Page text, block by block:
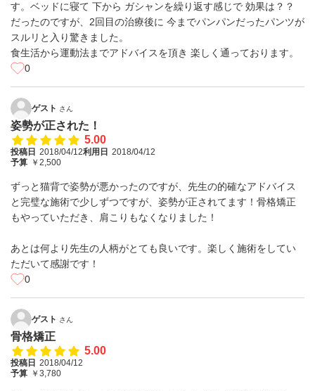
す。ベッドに寝て 下から ガシャンを繰り返す感じで 効果は？？
だったのですが、2回目の治療後に 今までパンパンだったパンツが
スルリと入り驚きました。
食生活から運動法までアドバイスを頂き 楽しく通っております。
0
ゲスト さん
姿勢が正された！
5.00
投稿日 2018/04/12利用日 2018/04/12
予算 ￥2,500
ずっと猫背で姿勢が悪かったのですが、先生の的確なアドバイス
と完璧な施術で少しずつですが、姿勢が正されてます！骨格矯正
もやっていただき、肩こりもなくなりました！
あとは何より先生の人柄がとても良いです。楽しく施術をしてい
ただいて感謝です！
0
ゲスト さん
骨格矯正
5.00
投稿日 2018/04/12
予算 ￥3,780